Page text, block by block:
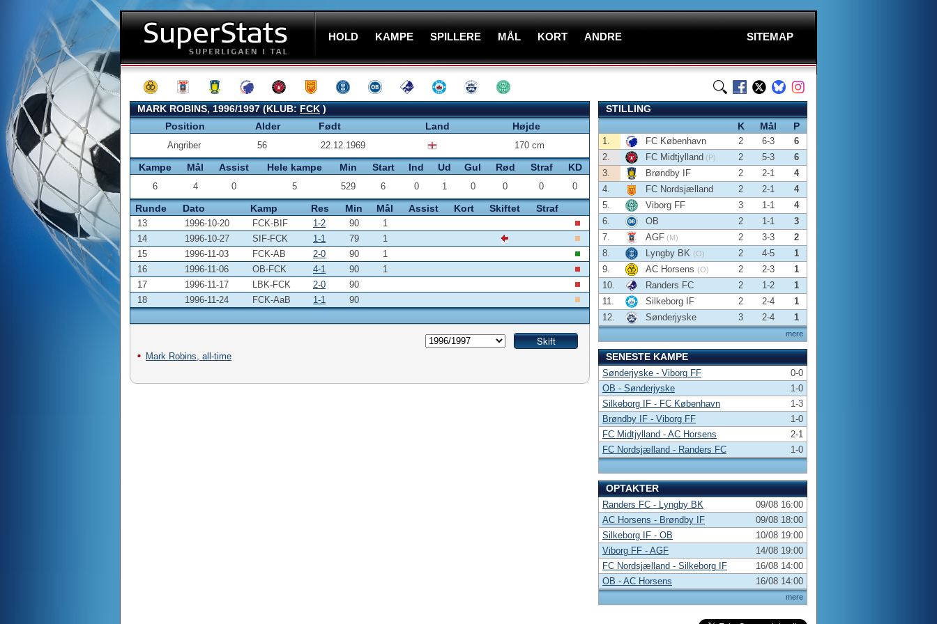
HOLD KAMPE SPILLERE MÅL KORT ANDRE SITEMAP
MARK ROBINS, 1996/1997 (KLUB:FCK)
Position
Alder Født Land Højde
Angriber 56 22.12.1969 170 cm
Kampe Mål Assist Hele kampe Min Start Ind Ud Gul Rød Straf KD
6 4 0 5 529 6 0 1 0 0 0 0
Runde Dato Kamp Res Min Mål Assist Kort Skiftet Straf
13 1996-10-20 FCK-BIF 1-2 90
1
14
1996-10-27 SIF-FCK 1-1 79
1
15
1996-11-03 FCK-AB 2-0 90
1
16
1996-11-06 OB-FCK 4-1 90
1
17
1996-11-17 LBK-FCK 2-0
90
18
1996-11-24 FCK-AaB 1-1 90
Mark Robins, all-time
STILLING
K
Mål P
mere
1. FC København 2 6-3
6
2.
FC Midtjylland (P) 2 5-3
6
3.
Brøndby IF 2 2-1
4
4.
FC Nordsjælland 2 2-1
4
5.
Viborg FF 3 1-1
4
6.
OB 2 1-1
3
7.
AGF (M) 2 3-3
2
8.
Lyngby BK (O) 2 4-5
1
9.
AC Horsens (O) 2 2-3
1
10.
Randers FC 2 1-2
1
11.
Silkeborg IF 2 2-4
1
12.
Sønderjyske 3 2-4 1
SENESTE KAMPE
Sønderjyske - Viborg FF
0-0
OB - Sønderjyske
1-0
Silkeborg IF - FC København
1-3
Brøndby IF - Viborg FF
1-0
FC Midtjylland - AC Horsens
2-1
FC Nordsjælland - Randers FC
1-0
OPTAKTER
mere
Randers FC - Lyngby BK
09/08 16:00
AC Horsens - Brøndby IF
09/08 18:00
Silkeborg IF - OB
10/08 19:00
Viborg FF - AGF
14/08 19:00
FC Nordsjælland - Silkeborg IF
16/08 14:00
OB - AC Horsens
16/08 14:00